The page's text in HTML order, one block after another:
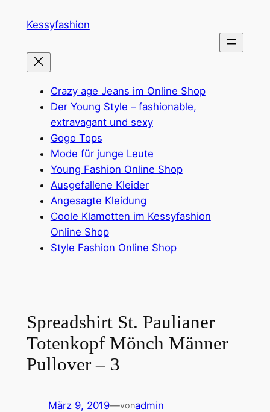
InhaltKessyfashion
Crazy age Jeans im Online Shop
Der Young Style – fashionable,
extravagant und sexy
Gogo Tops
Mode für junge Leute
Young Fashion Online Shop
Ausgefallene Kleider
Angesagte Kleidung
Coole Klamotten im Kessyfashion
Online Shop
Style Fashion Online Shop
Spreadshirt St. Paulianer
Totenkopf Mönch Männer
Pullover – 3
März 9, 2019—vonadmin